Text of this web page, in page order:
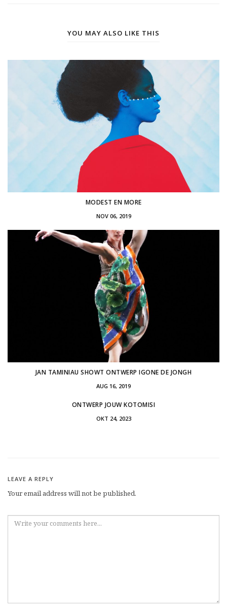
YOU MAY ALSO LIKE THIS
MODEST EN MORE
NOV 06, 2019
JAN TAMINIAU SHOWT ONTWERP IGONE DE JONGH
AUG 16, 2019
ONTWERP JOUW KOTOMISI
OKT 24, 2023
LEAVE A REPLY
Your email address will not be published.